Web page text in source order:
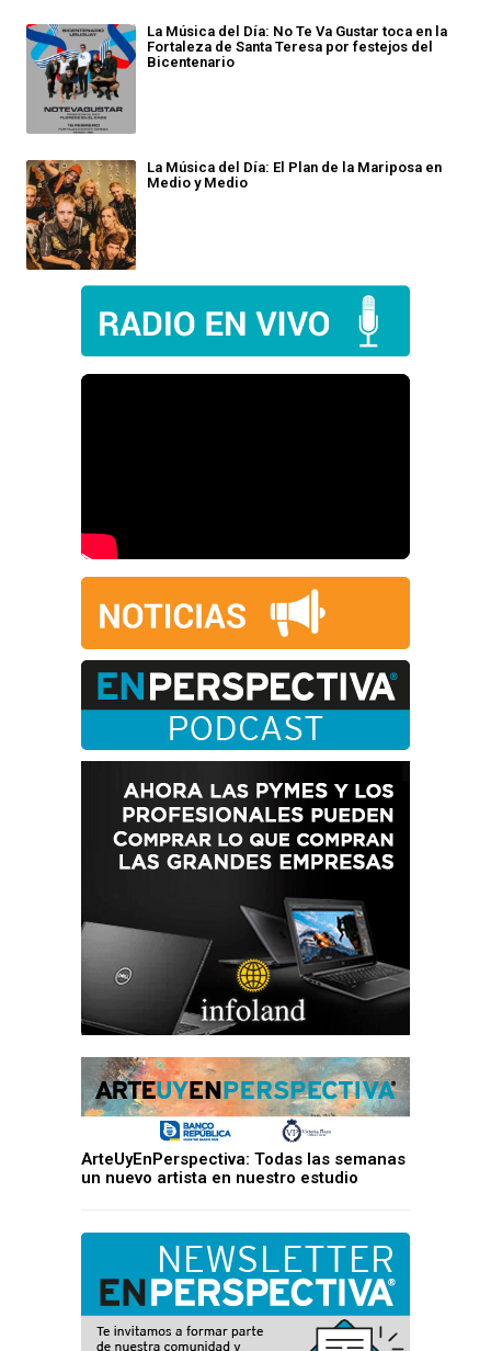
La Música del Día: No Te Va Gustar toca en la
Fortaleza de Santa Teresa por festejos del
Bicentenario
La Música del Día: El Plan de la Mariposa en
Medio y Medio
ArteUyEnPerspectiva: Todas las semanas
un nuevo artista en nuestro estudio